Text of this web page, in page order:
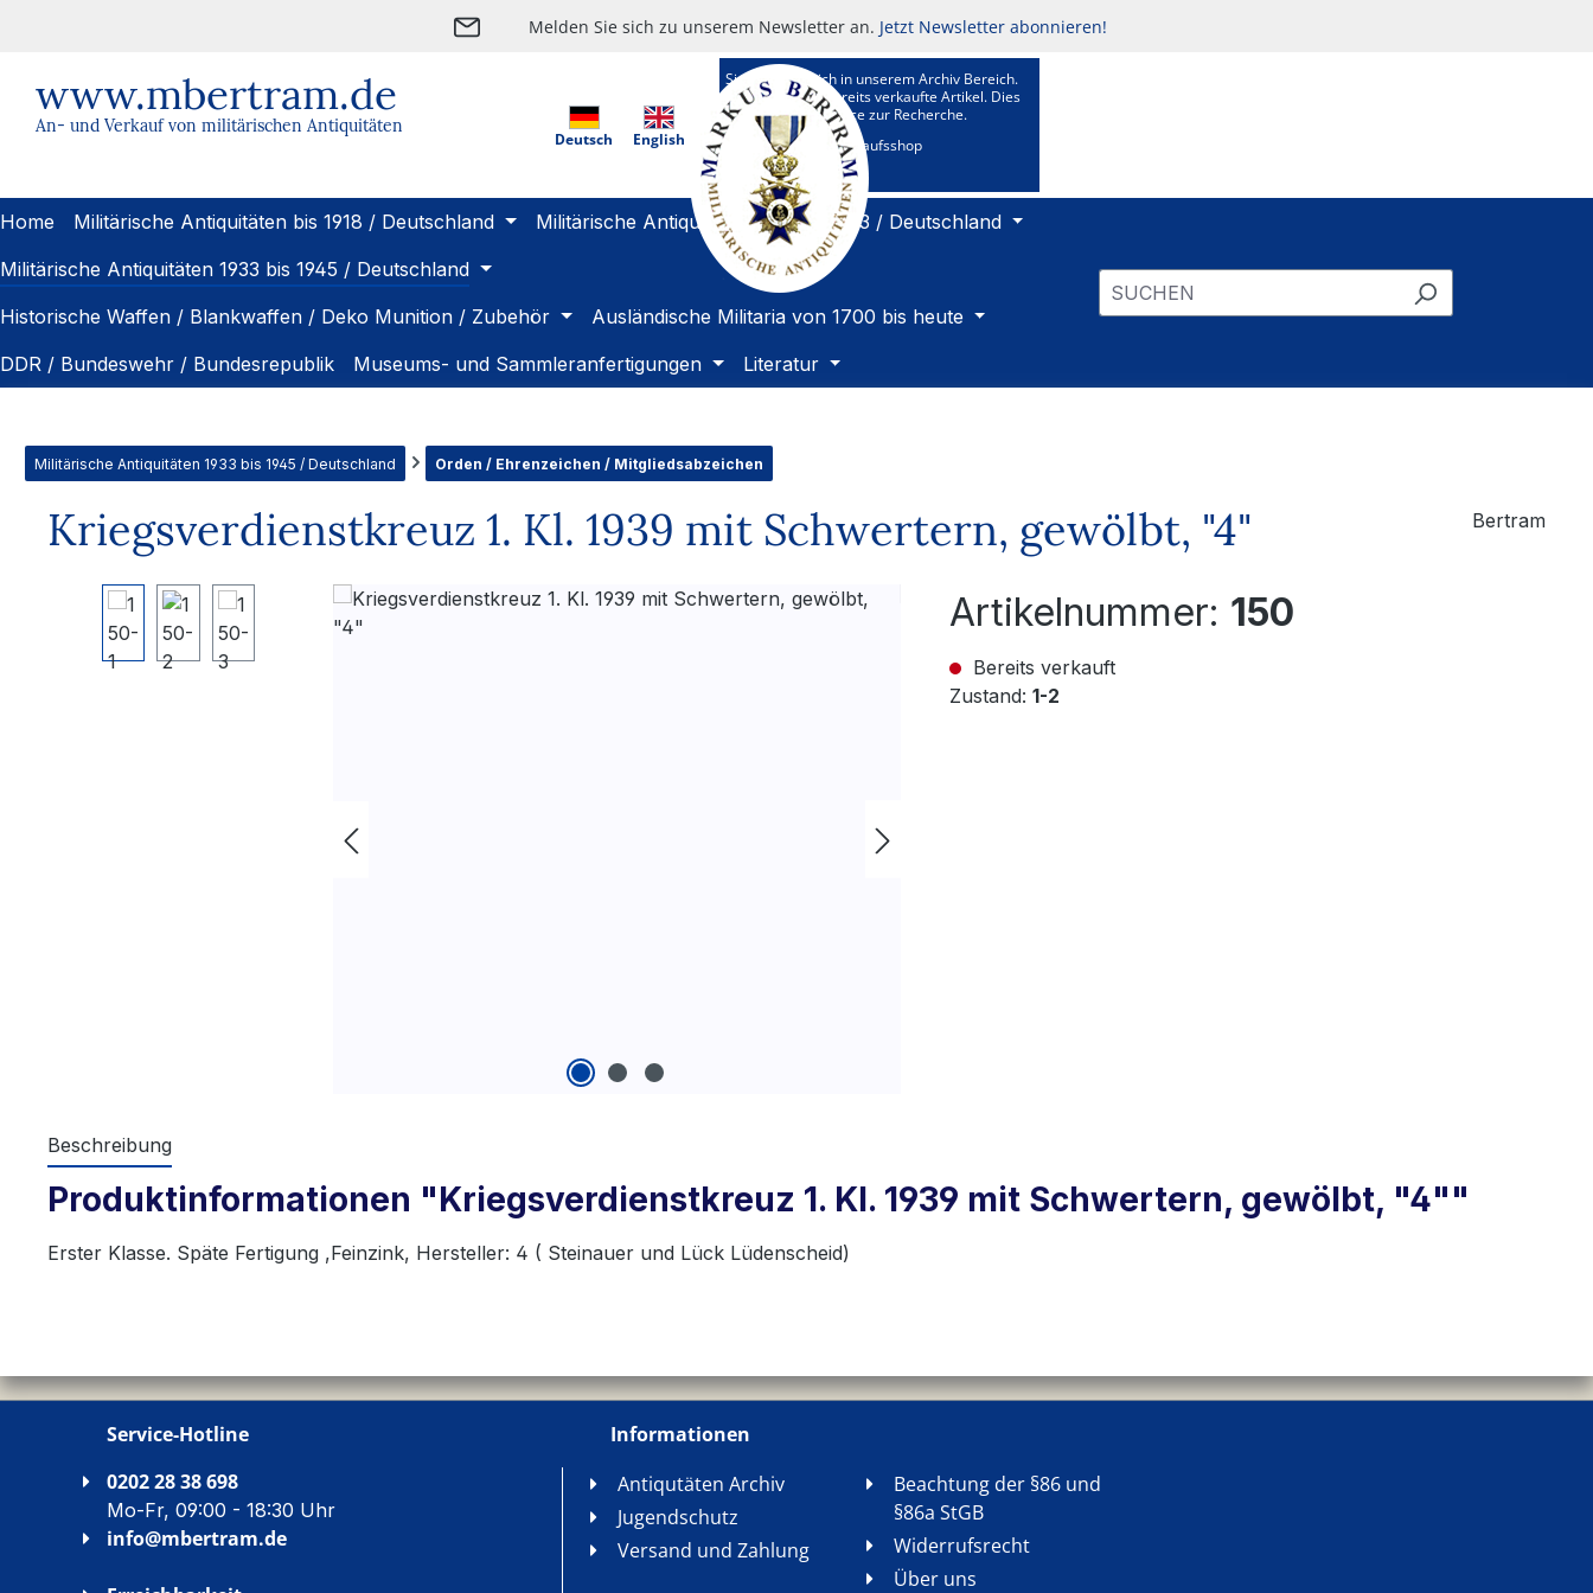
Melden Sie sich zu unserem Newsletter an. Jetzt Newsletter abonnieren!
www.mbertram.de
An- und Verkauf von militärischen Antiquitäten
Deutsch English
Sie befinden sich in unserem Archiv Bereich.
Hier sehen Sie bereits verkaufte Artikel. Dies
ist ein Kundenservice zur Recherche.
Zu unserem Verkaufsshop
Home Militärische Antiquitäten bis 1918 / Deutschland
Militärische Antiquitäten 1919 bis 1933 / Deutschland
Militärische Antiquitäten 1933 bis 1945 / Deutschland
Historische Waffen / Blankwaffen / Deko Munition / Zubehör
Ausländische Militaria von 1700 bis heute
DDR / Bundeswehr / Bundesrepublik
Museums- und Sammleranfertigungen Literatur
Militärische Antiquitäten 1933 bis 1945 / Deutschland Orden / Ehrenzeichen / Mitgliedsabzeichen
Kriegsverdienstkreuz 1. Kl. 1939 mit Schwertern, gewölbt, "4" Bertram
Bildergalerie überspringen Artikelnummer: 150
Bereits verkauft
Zustand: 1-2
Beschreibung
Produktinformationen "Kriegsverdienstkreuz 1. Kl. 1939 mit Schwertern, gewölbt, "4""
Erster Klasse. Späte Fertigung ,Feinzink, Hersteller: 4 ( Steinauer und Lück Lüdenscheid)
Service-Hotline
0202 28 38 698
Mo-Fr, 09:00 - 18:30 Uhr
info@mbertram.de
Informationen
Antiqutäten Archiv
Jugendschutz
Versand und Zahlung
Beachtung der §86 und
§86a StGB
Widerrufsrecht
Über uns